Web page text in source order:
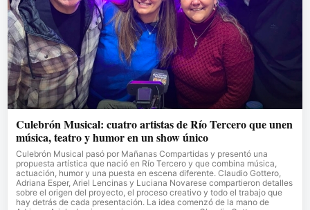
Culebrón Musical: cuatro artistas de Río Tercero que unen
música, teatro y humor en un show único
Culebrón Musical pasó por Mañanas Compartidas y presentó una
propuesta artística que nació en Río Tercero y que combina música,
actuación, humor y una puesta en escena diferente. Claudio Gottero,
Adriana Esper, Ariel Lencinas y Luciana Novarese compartieron detalles
sobre el origen del proyecto, el proceso creativo y todo el trabajo que
hay detrás de cada presentación. La idea comenzó de la mano de